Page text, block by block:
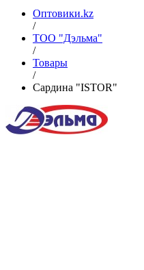
Оптовики.kz
/
ТОО "Дэльма"
/
Товары
/
Сардина "ISTOR"